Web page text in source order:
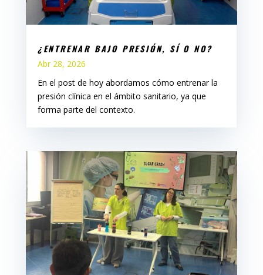
¿ENTRENAR BAJO PRESIÓN, SÍ O NO?
Abr 28, 2026
En el post de hoy abordamos cómo entrenar la
presión clínica en el ámbito sanitario, ya que
forma parte del contexto.